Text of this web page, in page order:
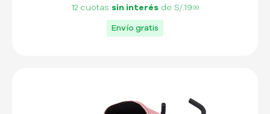
12 cuotas sin interés de S/.19 99
Envío gratis